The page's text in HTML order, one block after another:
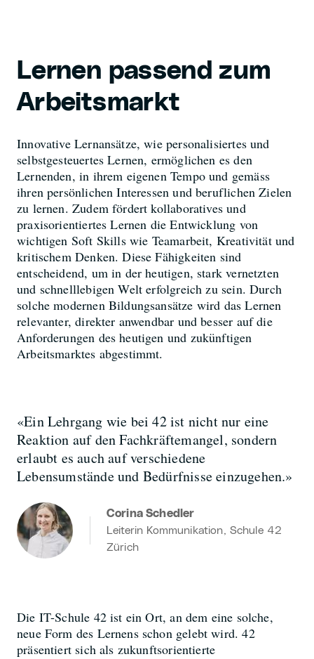
Lernen passend zum
Arbeitsmarkt
Innovative Lernansätze, wie personalisiertes und
selbstgesteuertes Lernen, ermöglichen es den
Lernenden, in ihrem eigenen Tempo und gemäss
ihren persönlichen Interessen und beruflichen Zielen
zu lernen. Zudem fördert kollaboratives und
praxisorientiertes Lernen die Entwicklung von
wichtigen Soft Skills wie Teamarbeit, Kreativität und
kritischem Denken. Diese Fähigkeiten sind
entscheidend, um in der heutigen, stark vernetzten
und schnelllebigen Welt erfolgreich zu sein. Durch
solche modernen Bildungsansätze wird das Lernen
relevanter, direkter anwendbar und besser auf die
Anforderungen des heutigen und zukünftigen
Arbeitsmarktes abgestimmt.
«Ein Lehrgang wie bei 42 ist nicht nur eine
Reaktion auf den Fachkräftemangel, sondern
erlaubt es auch auf verschiedene
Lebensumstände und Bedürfnisse einzugehen.»
Corina Schedler
Leiterin Kommunikation, Schule 42
Zürich
Die IT-Schule 42 ist ein Ort, an dem eine solche,
neue Form des Lernens schon gelebt wird. 42
präsentiert sich als zukunftsorientierte